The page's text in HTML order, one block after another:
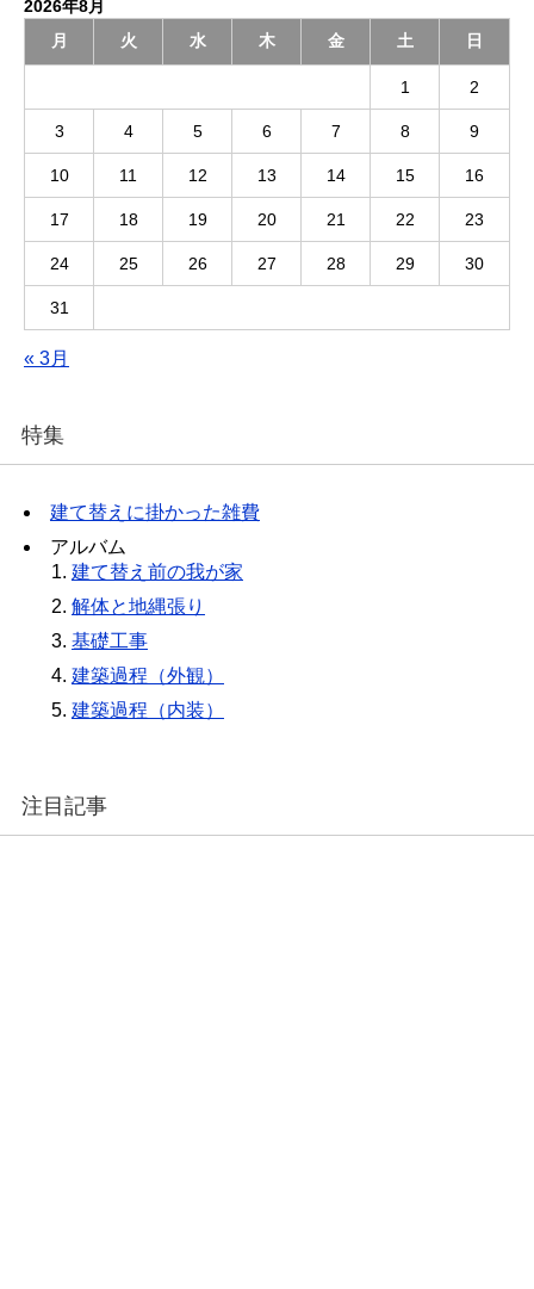
2026年8月
月
火 水 木 金 土 日
1 2
3 4 5 6 7 8 9
10 11 12 13 14 15 16
17 18 19 20 21 22 23
24 25 26 27 28 29 30
31
« 3月
特集
建て替えに掛かった雑費
アルバム
建て替え前の我が家
解体と地縄張り
基礎工事
建築過程（外観）
建築過程（内装）
注目記事